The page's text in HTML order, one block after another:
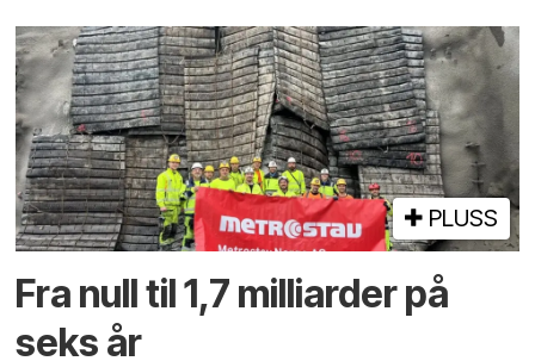
PLUSS
Fra null til 1,7 milliarder på
seks år